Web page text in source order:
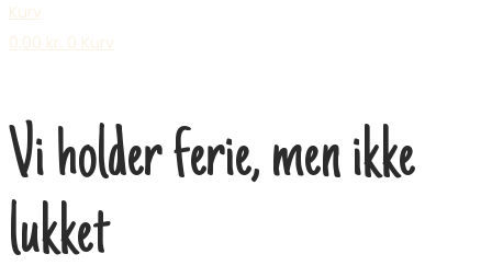
Kurv
0,00 kr. 0 Kurv
Vi holder ferie, men ikke
lukket